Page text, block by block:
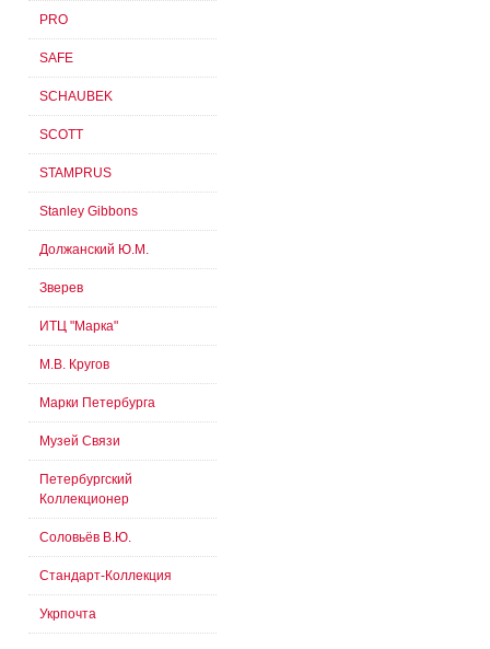
PRO
SAFE
SCHAUBEK
SCOTT
STAMPRUS
Stanley Gibbons
Должанский Ю.М.
Зверев
ИТЦ "Марка"
М.В. Кругов
Марки Петербурга
Музей Связи
Петербургский
Коллекционер
Соловьёв В.Ю.
Стандарт-Коллекция
Укрпочта